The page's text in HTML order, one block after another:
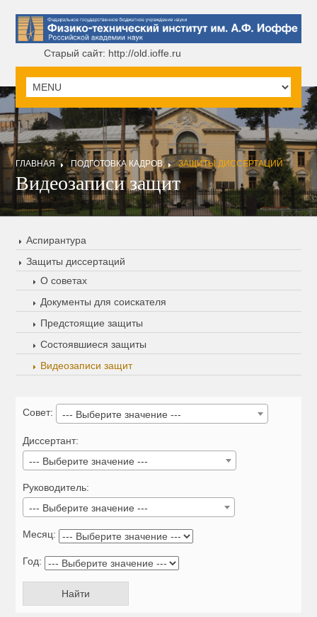
Старый сайт: http://old.ioffe.ru
ГЛАВНАЯ ПОДГОТОВКА КАДРОВ ЗАЩИТЫ ДИССЕРТАЦИЙ
Видеозаписи защит
Аспирантура
Защиты диссертаций
О советах
Документы для соискателя
Предстоящие защиты
Состоявшиеся защиты
Видеозаписи защит
Совет: --- Выберите значение ---
Диссертант:
--- Выберите значение ---
Руководитель:
--- Выберите значение ---
Месяц:
Год: